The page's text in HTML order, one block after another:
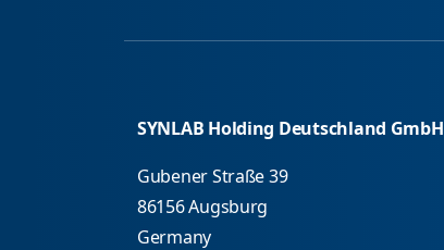
SYNLAB Holding Deutschland GmbH
Gubener Straße 39
86156 Augsburg
Germany